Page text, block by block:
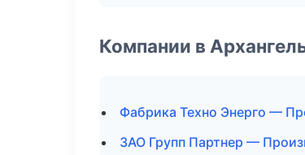
Компании в
Фабрика Техно Энерго —
ЗАО Групп Партнер —